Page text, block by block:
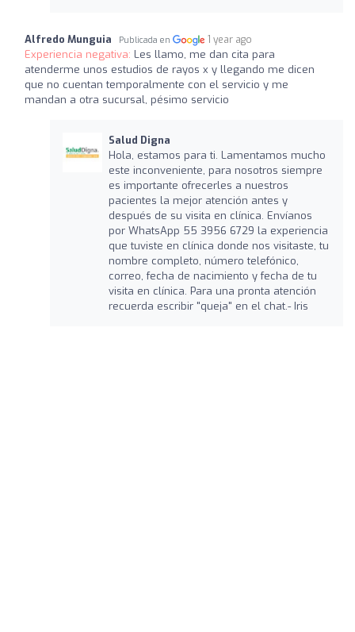
Alfredo Munguia Publicada en 1 year ago
Experiencia negativa: Les llamo, me dan cita para
atenderme unos estudios de rayos x y llegando me dicen
que no cuentan temporalmente con el servicio y me
mandan a otra sucursal, pésimo servicio
Salud Digna
Hola, estamos para ti. Lamentamos mucho
este inconveniente, para nosotros siempre
es importante ofrecerles a nuestros
pacientes la mejor atención antes y
después de su visita en clínica. Envíanos
por WhatsApp 55 3956 6729 la experiencia
que tuviste en clínica donde nos visitaste, tu
nombre completo, número telefónico,
correo, fecha de nacimiento y fecha de tu
visita en clínica. Para una pronta atención
recuerda escribir "queja" en el chat.- Iris